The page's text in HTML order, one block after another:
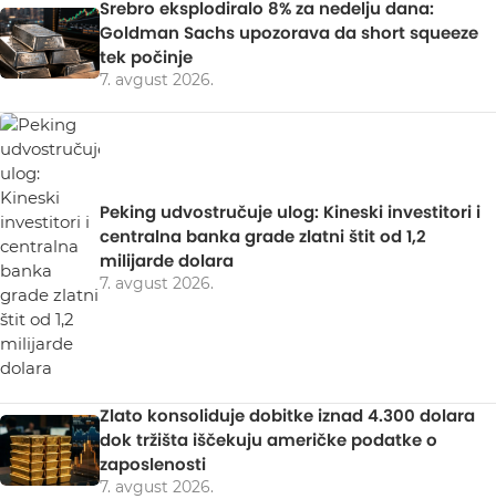
Srebro eksplodiralo 8% za nedelju dana:
Goldman Sachs upozorava da short squeeze
tek počinje
7. avgust 2026.
Peking udvostručuje ulog: Kineski investitori i
centralna banka grade zlatni štit od 1,2
milijarde dolara
7. avgust 2026.
Zlato konsoliduje dobitke iznad 4.300 dolara
dok tržišta iščekuju američke podatke o
zaposlenosti
7. avgust 2026.